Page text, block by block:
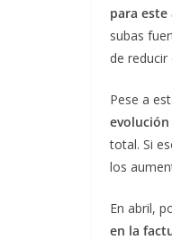
para este
subas
de
Pese a
total. Si
los
En abril,
en la